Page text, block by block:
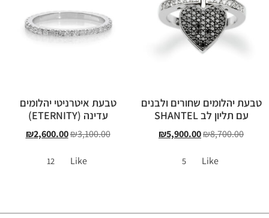
טבעת יהלומים שחורים ולבנים
עם תליון לב SHANTEL
₪8,700.00
₪5,900.00
Like
5
טבעת איטרניטי יהלומים
עדינה (ETERNITY)
₪3,100.00
₪2,600.00
Like
12